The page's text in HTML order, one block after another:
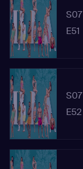
S07
E51
S07
E52